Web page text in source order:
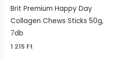
Brit Premium Happy Day
Collagen Chews Sticks 50g,
7db
1 215 Ft